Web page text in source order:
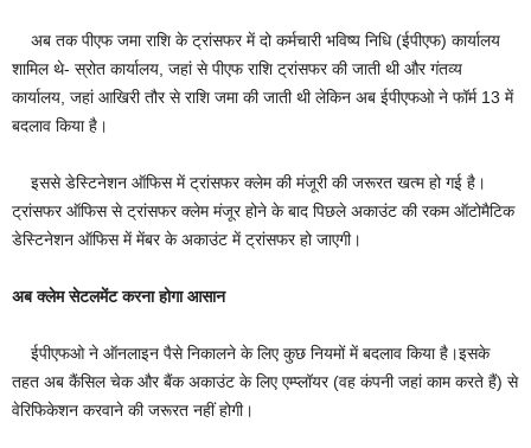
अब तक पीएफ जमा राशि के ट्रांसफर में दो कर्मचारी भविष्य निधि (ईपीएफ) कार्यालय
शामिल थे- स्रोत कार्यालय, जहां से पीएफ राशि ट्रांसफर की जाती थी और गंतव्य
कार्यालय, जहां आखिरी तौर से राशि जमा की जाती थी लेकिन अब ईपीएफओ ने फॉर्म 13 में
बदलाव किया है।
इससे डेस्टिनेशन ऑफिस में ट्रांसफर क्लेम की मंजूरी की जरूरत खत्म हो गई है।
ट्रांसफर ऑफिस से ट्रांसफर क्लेम मंजूर होने के बाद पिछले अकाउंट की रकम ऑटोमैटिक
डेस्टिनेशन ऑफिस में मेंबर के अकाउंट में ट्रांसफर हो जाएगी।
अब क्लेम सेटलमेंट करना होगा आसान
ईपीएफओ ने ऑनलाइन पैसे निकालने के लिए कुछ नियमों में बदलाव किया है।इसके
तहत अब कैंसिल चेक और बैंक अकाउंट के लिए एम्प्लॉयर (वह कंपनी जहां काम करते हैं) से
वेरिफिकेशन करवाने की जरूरत नहीं होगी।